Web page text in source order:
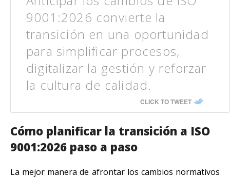
9001:2026 convierte la
transición en una oportunidad
para simplificar procesos,
digitalizar la gestión y reforzar
la cultura de calidad.
CLICK TO TWEET
Cómo planificar la transición a ISO
9001:2026 paso a paso
La mejor manera de afrontar los cambios normativos